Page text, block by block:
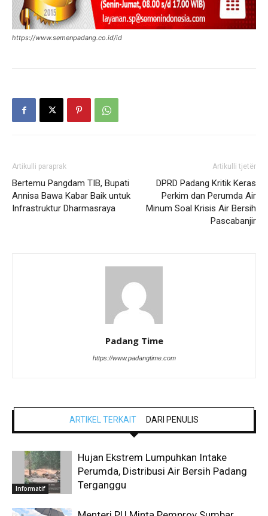
https://www.semenpadang.co.id/id
Artikulli paraprak
Bertemu Pangdam TIB, Bupati
Annisa Bawa Kabar Baik untuk
Infrastruktur Dharmasraya
Artikulli tjetër
DPRD Padang Kritik Keras
Perkim dan Perumda Air
Minum Soal Krisis Air Bersih
Pascabanjir
Padang Time
https://www.padangtime.com
ARTIKEL TERKAIT DARI PENULIS
Informatif
Hujan Ekstrem Lumpuhkan Intake
Perumda, Distribusi Air Bersih Padang
Terganggu